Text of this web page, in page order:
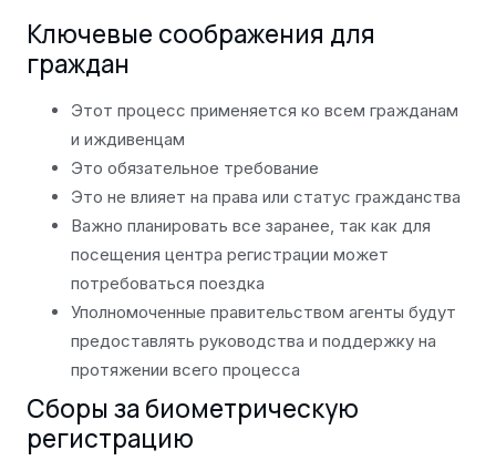
Ключевые соображения для
граждан
Этот процесс применяется ко всем гражданам
и иждивенцам
Это обязательное требование
Это не влияет на права или статус гражданства
Важно планировать все заранее, так как для
посещения центра регистрации может
потребоваться поездка
Уполномоченные правительством агенты будут
предоставлять руководства и поддержку на
протяжении всего процесса
Сборы за биометрическую
регистрацию